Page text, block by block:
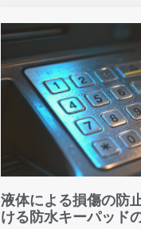
液体による損傷の防
ける防水キーパッド